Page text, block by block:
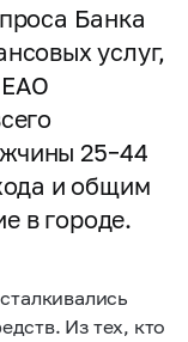
Банка
услуг,
ЕАО
25–44
и общим
в городе.
Из тех, кто